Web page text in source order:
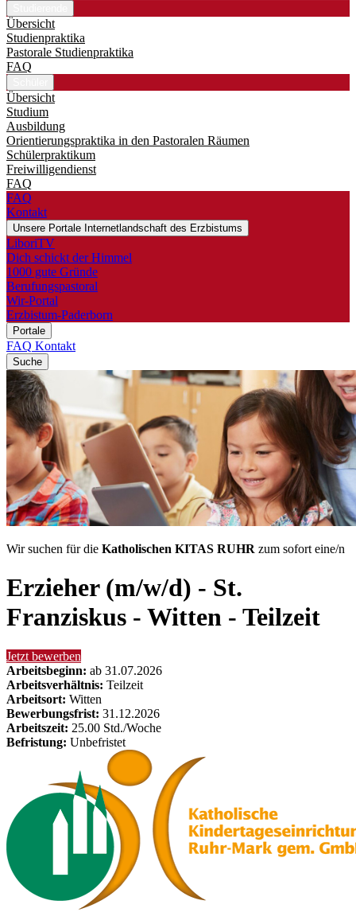
Übersicht
Studienpraktika
Pastorale Studienpraktika
FAQ
Übersicht
Studium
Ausbildung
Orientierungspraktika in den Pastoralen Räumen
Schülerpraktikum
Freiwilligendienst
FAQ
FAQ
Kontakt
Unsere Portale Internetlandschaft des Erzbistums
LiboriTV
Dich schickt der Himmel
1000 gute Gründe
Berufungspastoral
Wir-Portal
Erzbistum-Paderborn
Portale
FAQ Kontakt
Suche
Wir suchen für die Katholischen KITAS RUHR zum sofort eine/n
Erzieher (m/w/d) - St.
Franziskus - Witten - Teilzeit
Jetzt bewerben
Arbeitsbeginn: ab 31.07.2026
Arbeitsverhältnis: Teilzeit
Arbeitsort: Witten
Bewerbungsfrist: 31.12.2026
Arbeitszeit: 25.00 Std./Woche
Befristung: Unbefristet